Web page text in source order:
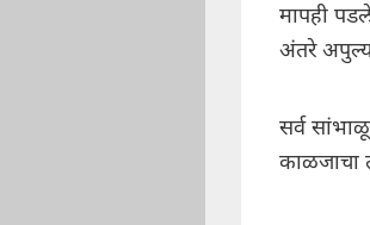
मापही
अंतरे
सर्व
काळजाचा